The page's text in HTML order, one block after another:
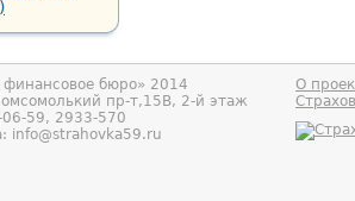
финансовое бюро» 2014
пр-т,15В, 2-й этаж
59, 2933-570
info@strahovka59.ru
О